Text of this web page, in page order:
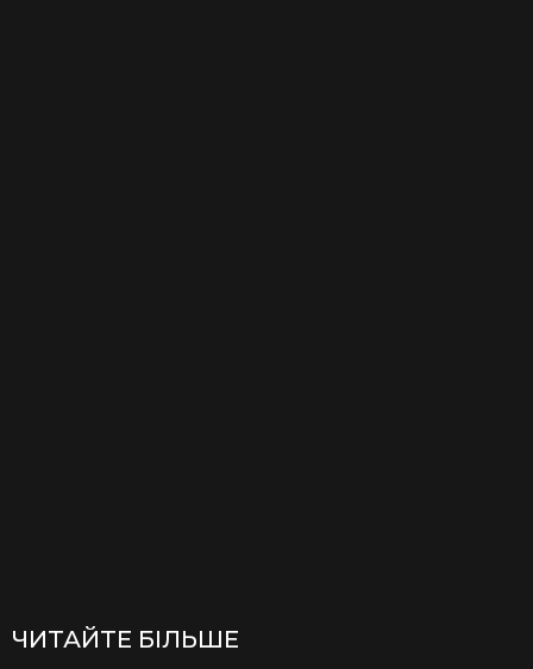
ЧИТАЙТЕ БІЛЬШЕ